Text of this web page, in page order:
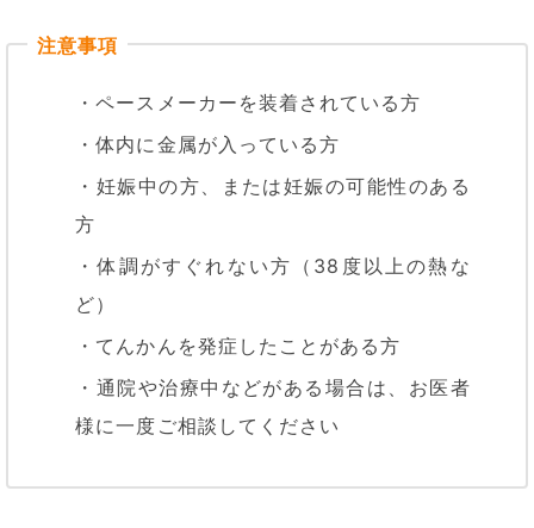
・ペースメーカーを装着されている方
・体内に金属が入っている方
・妊娠中の方、または妊娠の可能性のある
方
・体調がすぐれない方（38度以上の熱な
ど）
・てんかんを発症したことがある方
・通院や治療中などがある場合は、お医者
様に一度ご相談してください